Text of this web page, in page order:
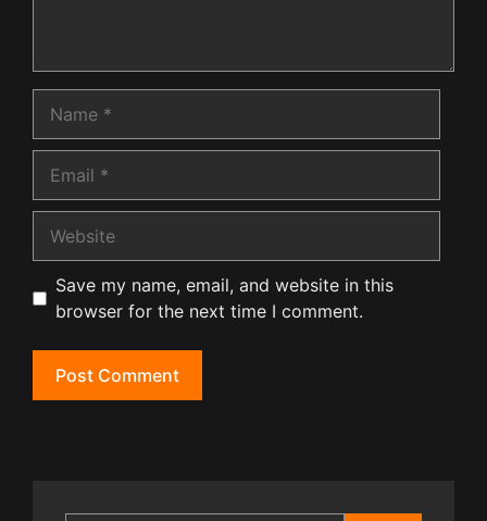
Save my name, email, and website in this
browser for the next time I comment.